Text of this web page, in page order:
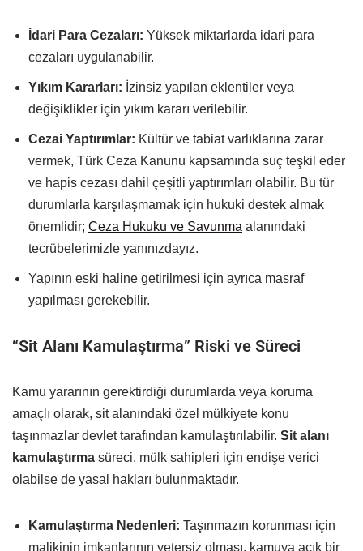
İdari Para Cezaları: Yüksek miktarlarda idari para
cezaları uygulanabilir.
Yıkım Kararları: İzinsiz yapılan eklentiler veya
değişiklikler için yıkım kararı verilebilir.
Cezai Yaptırımlar: Kültür ve tabiat varlıklarına zarar
vermek, Türk Ceza Kanunu kapsamında suç teşkil eder
ve hapis cezası dahil çeşitli yaptırımları olabilir. Bu tür
durumlarla karşılaşmamak için hukuki destek almak
önemlidir; Ceza Hukuku ve Savunma alanındaki
tecrübelerimizle yanınızdayız.
Yapının eski haline getirilmesi için ayrıca masraf
yapılması gerekebilir.
“Sit Alanı Kamulaştırma” Riski ve Süreci
Kamu yararının gerektirdiği durumlarda veya koruma
amaçlı olarak, sit alanındaki özel mülkiyete konu
taşınmazlar devlet tarafından kamulaştırılabilir. Sit alanı
kamulaştırma süreci, mülk sahipleri için endişe verici
olabilse de yasal hakları bulunmaktadır.
Kamulaştırma Nedenleri: Taşınmazın korunması için
malikinin imkanlarının yetersiz olması, kamuya açık bir